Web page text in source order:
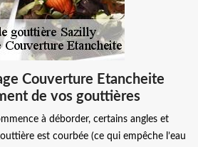
Couverture Etancheite
de vos gouttières
à déborder, certains angles et
est courbée (ce qui empêche l’eau